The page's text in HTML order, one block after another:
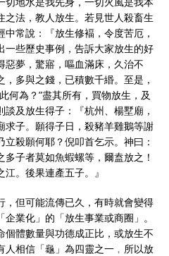
法，教人放生。若見世人殺畜生
常說：『放生修褔，令度苦厄，
一些歷史事例，告訴大家放生的好
惡夢，驚寤，嘔血滿床，久治不
多與之錢，已積數千緡。至是，
何為？”盡其所有，買物放生，及
及放生得子：『杭州、楊墅廟，
求子。願得子日，殺豬羊雞鵝等謝
殺願何耶？倪叩首乞示。神曰：
子者莫如魚蝦螺等，爾盍放之！
。後果連產五子。』
，但可能流傳已久，有時就會變得
業化」的「放生事業或商圈」。
體數量與功德成正比，或放生不
人相信「龜」為四靈之一﹐所以放